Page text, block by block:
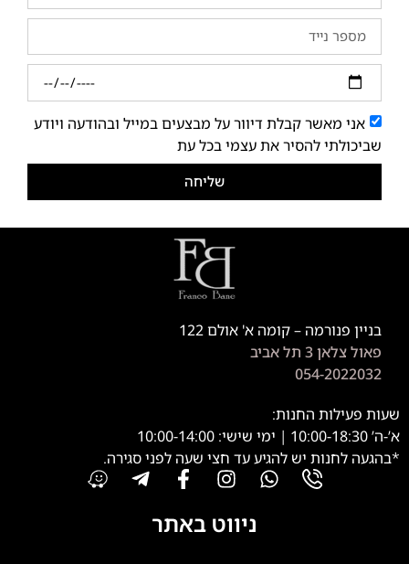
אני מאשר קבלת דיוור על מבצעים במייל ובהודעה ויודע
שביכולתי להסיר את עצמי בכל עת
שליחה
בניין פנורמה – קומה א' אולם 122
פאול צלאן 3 תל אביב
054-2022032
שעות פעילות החנות:
א’-ה’ 10:00-18:30 | ימי שישי: 10:00-14:00
*בהגעה לחנות יש להגיע עד חצי שעה לפני סגירה.
ניווט באתר